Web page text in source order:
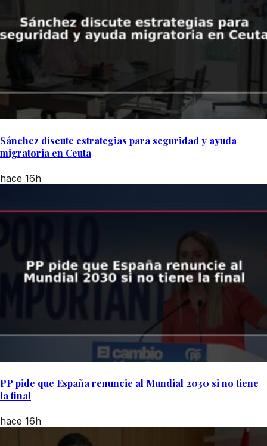
Sánchez discute estrategias para seguridad y ayuda
migratoria en Ceuta
hace 16h
PP pide que España renuncie al Mundial 2030 si no tiene
la final
hace 16h